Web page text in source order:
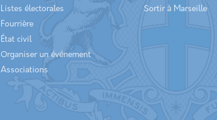
Listes électorales
Fourrière
État civil
Organiser un événement
Associations
Sortir à Marseille